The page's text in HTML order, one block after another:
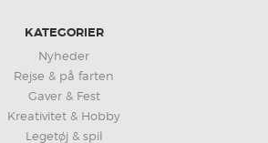
KATEGORIER
Nyheder
Rejse & på farten
Gaver & Fest
Kreativitet & Hobby
Legetøj & spil